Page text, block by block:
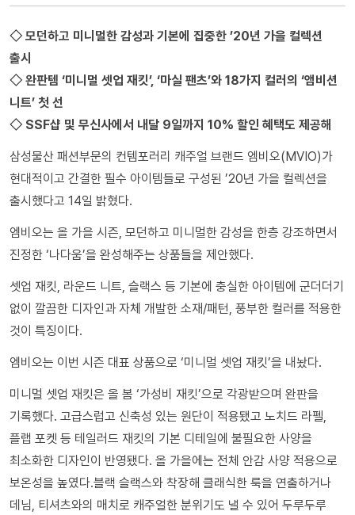
◇ 모던하고 미니멀한 감성과 기본에 집중한 ’20년 가을 컬렉션
출시
◇ 완판템 ‘미니멀 셋업 재킷’, ‘마실 팬츠’와 18가지 컬러의 ‘앰비션
니트’ 첫 선
◇ SSF샵 및 무신사에서 내달 9일까지 10% 할인 혜택도 제공해
삼성물산 패션부문의 컨템포러리 캐주얼 브랜드 엠비오(MVIO)가
현대적이고 간결한 필수 아이템들로 구성된 ’20년 가을 컬렉션을
출시했다고 14일 밝혔다.
엠비오는 올 가을 시즌, 모던하고 미니멀한 감성을 한층 강조하면서
진정한 ‘나다움’을 완성해주는 상품들을 제안했다.
셋업 재킷, 라운드 니트, 슬랙스 등 기본에 충실한 아이템에 군더더기
없이 깔끔한 디자인과 자체 개발한 소재/패턴, 풍부한 컬러를 적용한
것이 특징이다.
엠비오는 이번 시즌 대표 상품으로 ‘미니멀 셋업 재킷’을 내놨다.
미니멀 셋업 재킷은 올 봄 ‘가성비 재킷’으로 각광받으며 완판을
기록했다. 고급스럽고 신축성 있는 원단이 적용됐고 노치드 라펠,
플랩 포켓 등 테일러드 재킷의 기본 디테일에 불필요한 사양을
최소화한 디자인이 반영됐다. 올 가을에는 전체 안감 사양 적용으로
보온성을 높였다.블랙 슬랙스와 착장해 클래식한 룩을 연출하거나
데님, 티셔츠와의 매치로 캐주얼한 분위기도 낼 수 있어 두루두루